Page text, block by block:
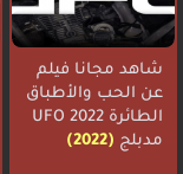
شاهد مجانا فيلم
عن الحب والأطباق
الطائرة UFO 2022
مدبلج (2022)